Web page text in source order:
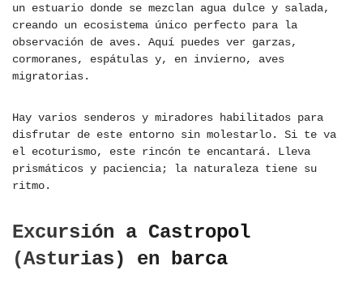
un estuario donde se mezclan agua dulce y salada,
creando un ecosistema único perfecto para la
observación de aves. Aquí puedes ver garzas,
cormoranes, espátulas y, en invierno, aves
migratorias.
Hay varios senderos y miradores habilitados para
disfrutar de este entorno sin molestarlo. Si te va
el ecoturismo, este rincón te encantará. Lleva
prismáticos y paciencia; la naturaleza tiene su
ritmo.
Excursión a Castropol
(Asturias) en barca